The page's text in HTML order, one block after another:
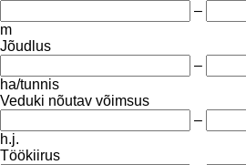
–
m
Jõudlus
–
ha/tunnis
Veduki nõutav võimsus
–
h.j.
Töökiirus